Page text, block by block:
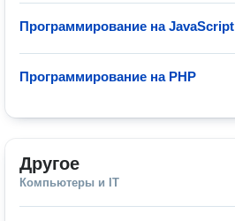
Программирование на JavaScript
Программирование на PHP
Другое
Компьютеры и IT